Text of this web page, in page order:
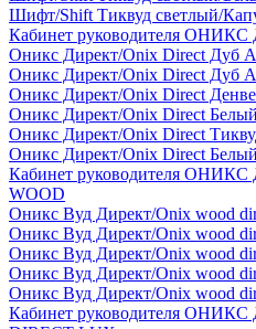
Шифт/Shift Тиквуд светлый/
Кабинет руководителя
Оникс Директ/Onix Direct Дуб
Оникс Директ/Onix Direct Дуб
Оникс Директ/Onix Direct
Оникс Директ/Onix Direct
Оникс Директ/Onix Direct
Оникс Директ/Onix Direct
Кабинет руководителя
WOOD
Оникс Вуд Директ/Onix wood
Оникс Вуд Директ/Onix wood
Оникс Вуд Директ/Onix wood
Оникс Вуд Директ/Onix wood
Оникс Вуд Директ/Onix wood
Кабинет руководителя